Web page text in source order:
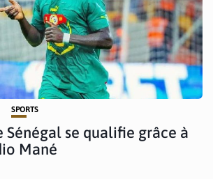
SPORTS
Sénégal se qualifie grâce à
Mané